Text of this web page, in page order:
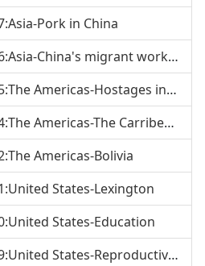
Pork in China
经济学人音频版 Unit26:Asia-China's migrant workers
经济学人音频版 Unit25:The Americas-Hostages in Columbia
经济学人音频版 Unit24:The Americas-The Carribean
Americas-Bolivia
States-Lexington
States-Education
经济学人音频版 Unit19:United States-Reproductive ethics